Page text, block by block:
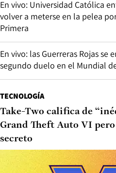
En vivo: Universidad Católica
volver a meterse en la pelea
Primera
En vivo: las Guerreras Rojas se
segundo duelo en el Mundial
TECNOLOGÍA
Take-Two califica de
Grand Theft Auto VI
secreto